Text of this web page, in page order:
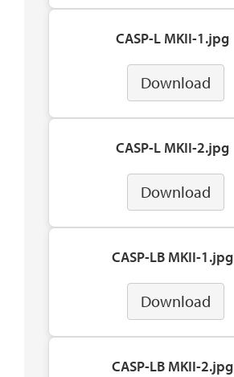
CASP-L MKII-1.jpg
Download
CASP-L MKII-2.jpg
Download
CASP-LB MKII-1.jpg
Download
CASP-LB MKII-2.jpg